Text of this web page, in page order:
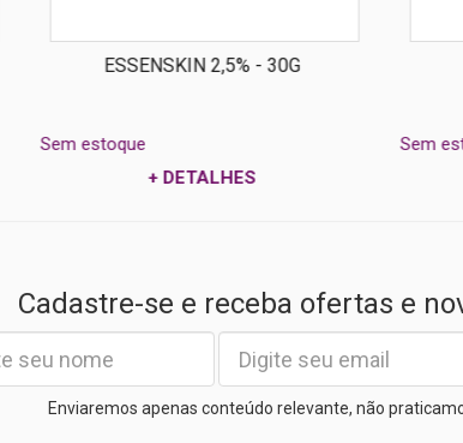
ESSENSKIN 2,5% - 30G
CLORELLA
Cadastre-se e receba ofertas e
Enviaremos apenas conteúdo relevante, não